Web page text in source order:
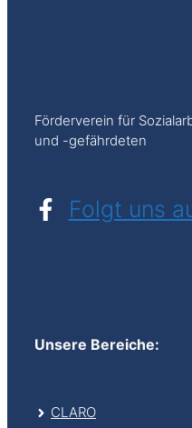
Förderverein für
und -gefährdeten
Folgt uns
Unsere Bereiche:
CLARO